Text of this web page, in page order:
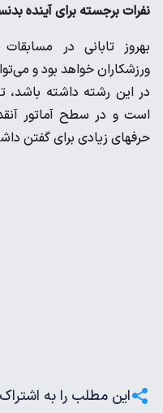
نفرات برجسته برای آینده
بهروز تابانی در
ورزشکاران خواهد بود و
در این رشته داشته باشد،
است و در سطح آماتور
حرفهای زیادی برای گفتن
این مطلب را به اشتراک